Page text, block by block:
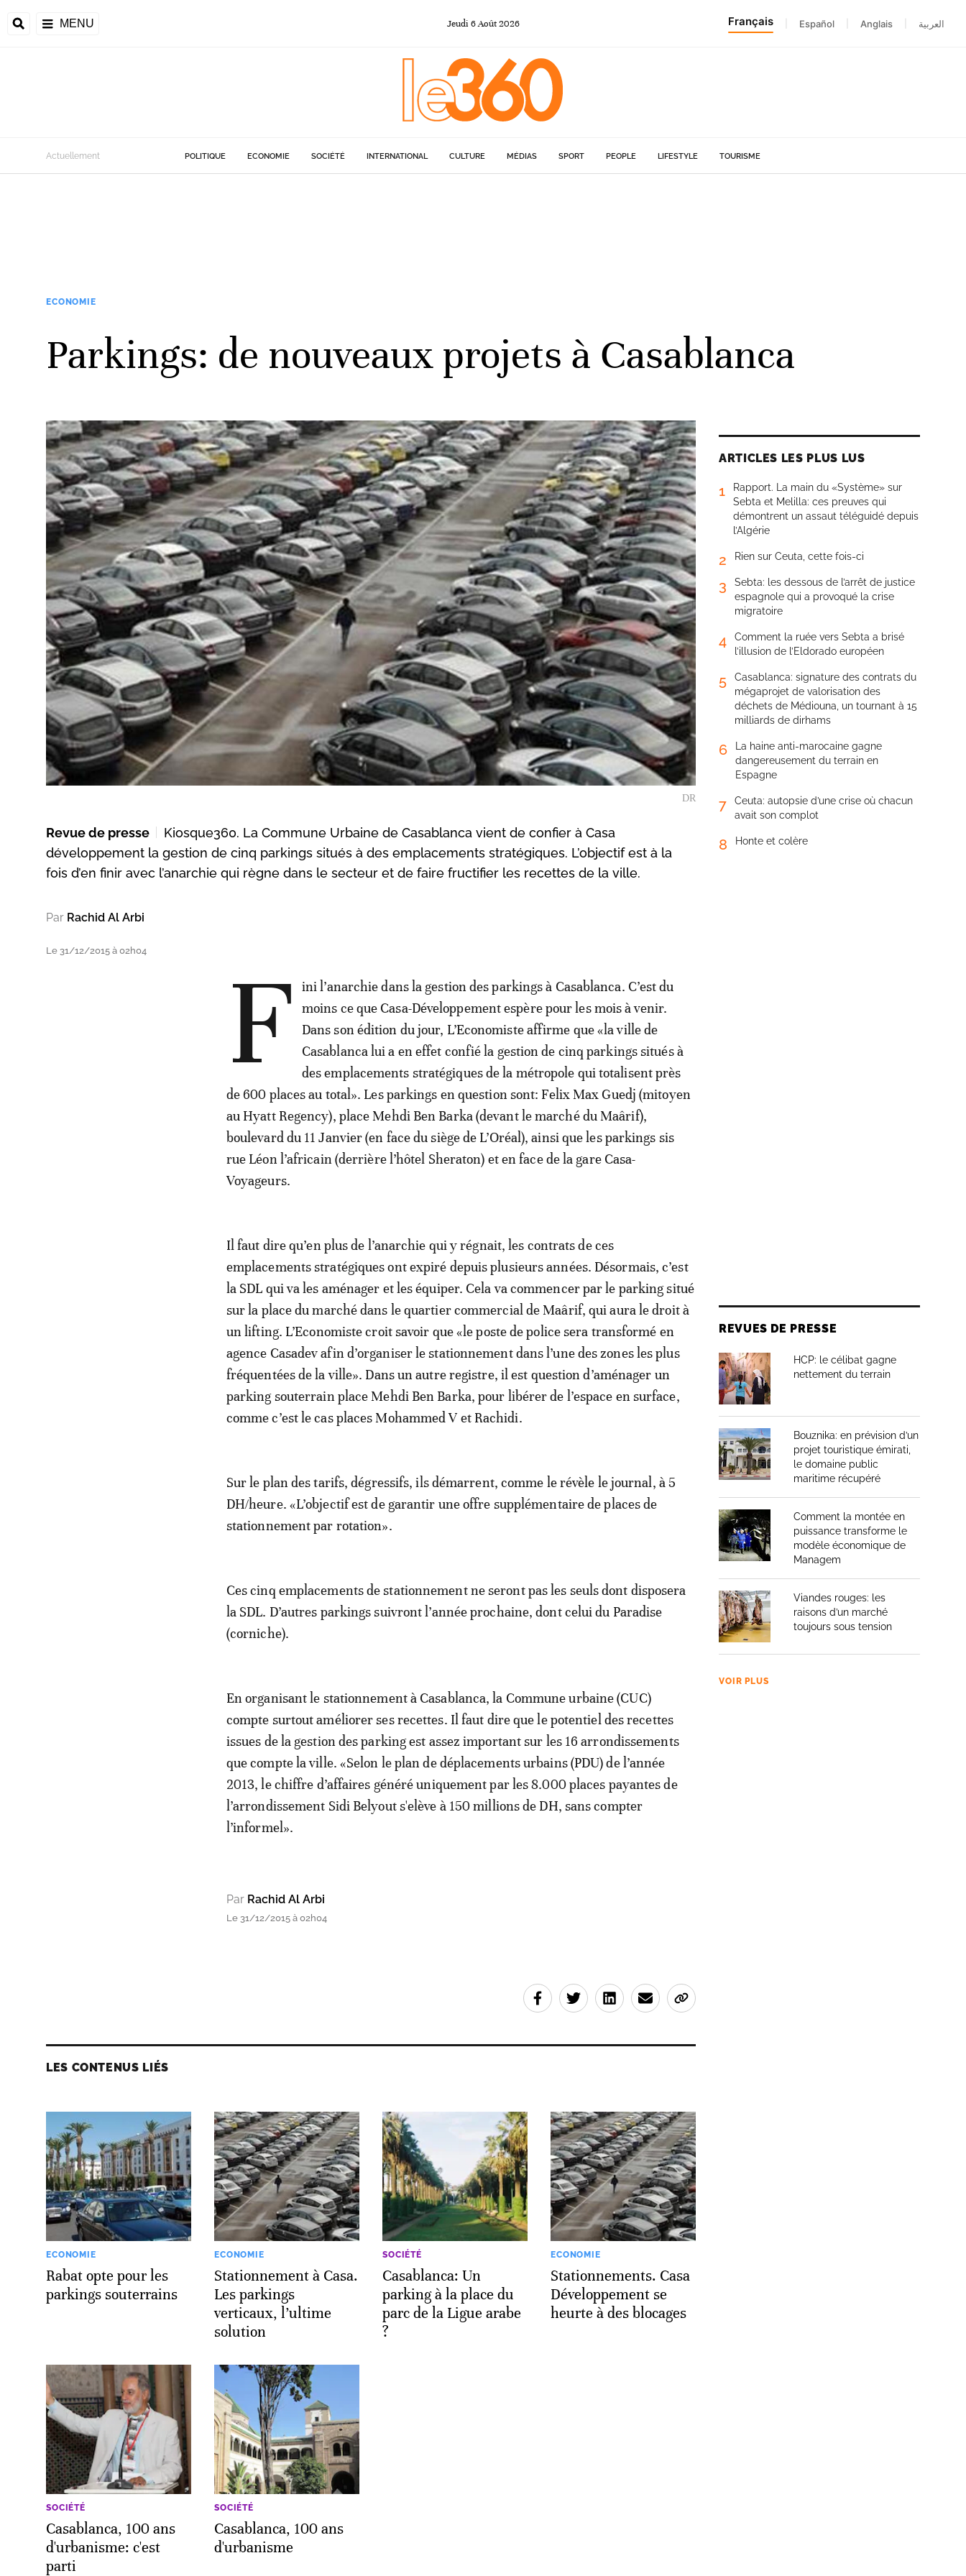
MENU Jeudi 6Août 2026 Français Español Anglais العربية
Actuellement POLITIQUE ECONOMIE SOCIÉTÉ INTERNATIONAL CULTURE MÉDIAS SPORT PEOPLE LIFESTYLE TOURISME
ECONOMIE
Parkings: de nouveaux projets à Casablanca
DR
Revue de presse
Kiosque360. La Commune Urbaine de Casablanca vient de confier à Casa
développement la gestion de cinq parkings situés à des emplacements stratégiques. L’objectif est à la
fois d’en finir avec l’anarchie qui règne dans le secteur et de faire fructifier les recettes de la ville.
Par Rachid Al Arbi
Le 31/12/2015 à 02h04 F
ini l’anarchie dans la gestion des parkings à Casablanca. C’est du
moins ce que Casa-Développement espère pour les mois à venir.
Dans son édition du jour, L’Economiste affirme que «la ville de
Casablanca lui a en effet confié la gestion de cinq parkings situés à
des emplacements stratégiques de la métropole qui totalisent près
de 600 places au total». Les parkings en question sont: Felix Max Guedj (mitoyen
au Hyatt Regency), place Mehdi Ben Barka (devant le marché du Maârif),
boulevard du 11 Janvier (en face du siège de L’Oréal), ainsi que les parkings sis
rue Léon l’africain (derrière l’hôtel Sheraton) et en face de la gare Casa-
Voyageurs.
Il faut dire qu’en plus de l’anarchie qui y régnait, les contrats de ces
emplacements stratégiques ont expiré depuis plusieurs années. Désormais, c’est
la SDL qui va les aménager et les équiper. Cela va commencer par le parking situé
sur la place du marché dans le quartier commercial de Maârif, qui aura le droit à
un lifting. L’Economiste croit savoir que «le poste de police sera transformé en
agence Casadev afin d’organiser le stationnement dans l’une des zones les plus
fréquentées de la ville». Dans un autre registre, il est question d’aménager un
parking souterrain place Mehdi Ben Barka, pour libérer de l’espace en surface,
comme c’est le cas places Mohammed V et Rachidi.
Sur le plan des tarifs, dégressifs, ils démarrent, comme le révèle le journal, à 5
DH/heure. «L’objectif est de garantir une offre supplémentaire de places de
stationnement par rotation».
Ces cinq emplacements de stationnement ne seront pas les seuls dont disposera
la SDL. D’autres parkings suivront l’année prochaine, dont celui du Paradise
(corniche).
En organisant le stationnement à Casablanca, la Commune urbaine (CUC)
compte surtout améliorer ses recettes. Il faut dire que le potentiel des recettes
issues de la gestion des parking est assez important sur les 16 arrondissements
que compte la ville. «Selon le plan de déplacements urbains (PDU) de l’année
2013, le chiffre d’affaires généré uniquement par les 8.000 places payantes de
l’arrondissement Sidi Belyout s'elève à 150 millions de DH, sans compter
l’informel».
Par Rachid Al Arbi
Le 31/12/2015 à 02h04
LES CONTENUS LIÉS
ECONOMIE
Rabat opte pour les
parkings souterrains
ECONOMIE
Stationnement à Casa.
Les parkings
verticaux, l’ultime
solution
SOCIÉTÉ
Casablanca: Un
parking à la place du
parc de la Ligue arabe
?
ECONOMIE
Stationnements. Casa
Développement se
heurte à des blocages
SOCIÉTÉ
Casablanca, 100 ans
d'urbanisme: c'est
parti
SOCIÉTÉ
Casablanca, 100 ans
d'urbanisme
ARTICLES LES PLUS LUS
1
Rapport. La main du «Système» sur
Sebta et Melilla: ces preuves qui
démontrent un assaut téléguidé depuis
l’Algérie
2 Rien sur Ceuta, cette fois-ci
3
Sebta: les dessous de l’arrêt de justice
espagnole qui a provoqué la crise
migratoire
4
Comment la ruée vers Sebta a brisé
l’illusion de l’Eldorado européen
5
Casablanca: signature des contrats du
mégaprojet de valorisation des
déchets de Médiouna, un tournant à 15
milliards de dirhams
6
La haine anti-marocaine gagne
dangereusement du terrain en
Espagne
7
Ceuta: autopsie d’une crise où chacun
avait son complot
8 Honte et colère
REVUES DE PRESSE
HCP: le célibat gagne
nettement du terrain
Bouznika: en prévision d’un
projet touristique émirati,
le domaine public
maritime récupéré
Comment la montée en
puissance transforme le
modèle économique de
Managem
Viandes rouges: les
raisons d’un marché
toujours sous tension
VOIR PLUS